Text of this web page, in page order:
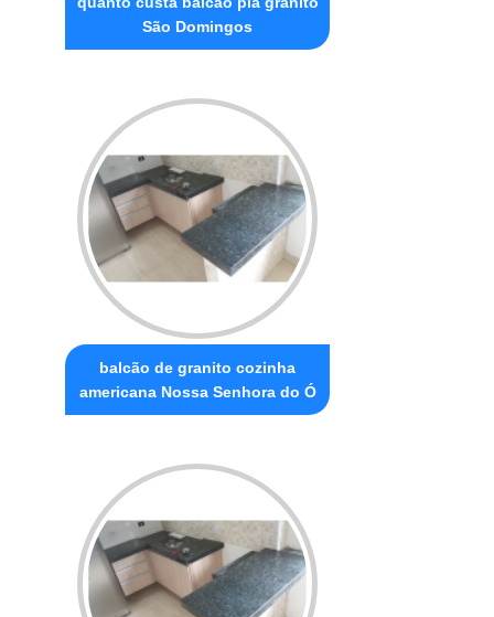
São Domingos
balcão de granito cozinha
americana Nossa Senhora do Ó